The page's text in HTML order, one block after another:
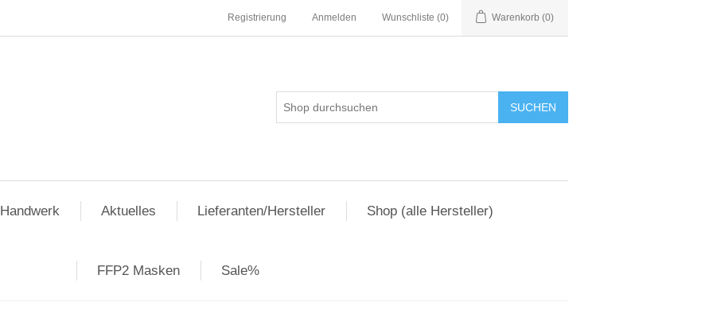
Registrierung Anmelden Wunschliste (0) Warenkorb (0)
Aktuelles Lieferanten/Hersteller Shop (alle Hersteller)
FFP2 Masken Sale%